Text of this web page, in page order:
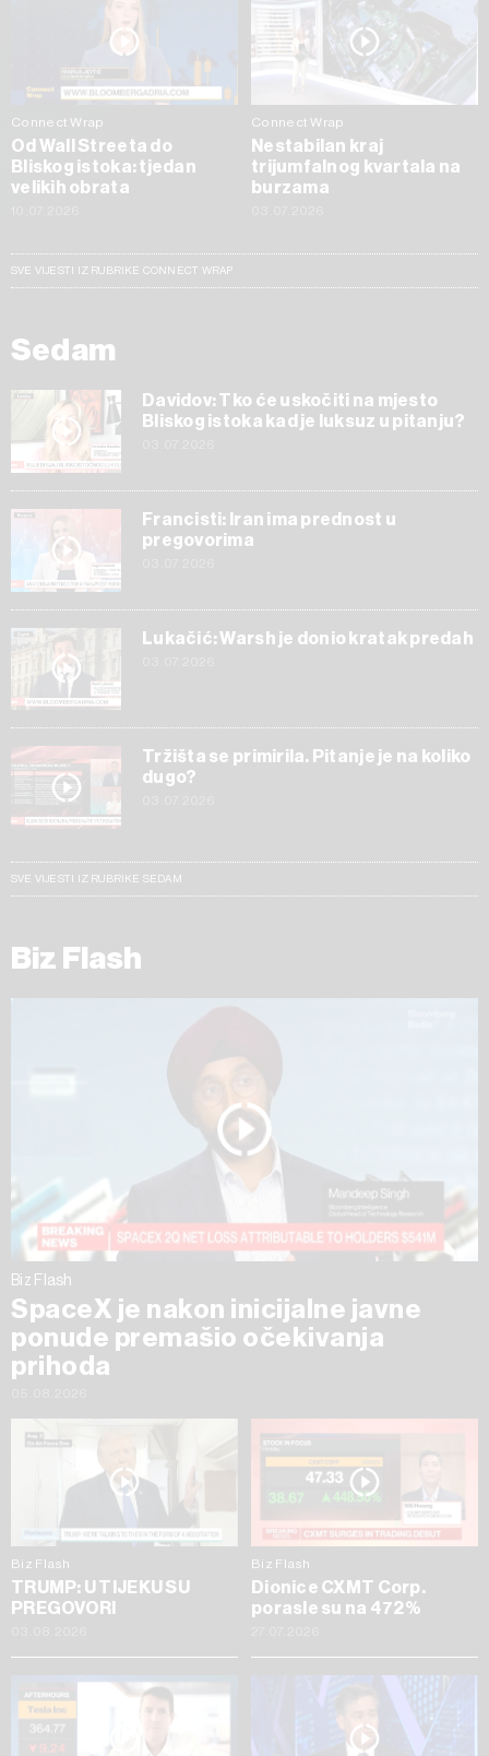
Connect Wrap
Od Wall Streeta do
Bliskog istoka: tjedan
velikih obrata
Connect Wrap
Nestabilan kraj
trijumfalnog kvartala na
burzama
SVE VIJESTI IZ RUBRIKE CONNECT WRAP
Sedam
Davidov: Tko će uskočiti na mjesto
Bliskog istoka kad je luksuz u pitanju?
Francisti: Iran ima prednost u
pregovorima
Lukačić: Warsh je donio kratak predah
Tržišta se primirila. Pitanje je na koliko
dugo?
SVE VIJESTI IZ RUBRIKE SEDAM
Biz Flash
Biz Flash
SpaceX je nakon inicijalne javne
ponude premašio očekivanja
prihoda
Biz Flash
TRUMP: U TIJEKU SU
PREGOVORI
Biz Flash
Dionice CXMT Corp.
porasle su na 472%